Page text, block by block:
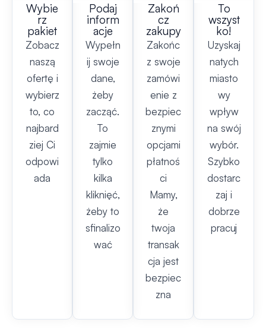
Wybie
rz
pakiet
Zobacz
naszą
ofertę i
wybierz
to, co
najbard
ziej Ci
odpowi
ada
Podaj
inform
acje
Wypełn
ij swoje
dane,
żeby
zacząć.
To
zajmie
tylko
kilka
kliknięć,
żeby to
sfinalizo
wać
Zakoń
cz
zakupy
Zakońc
z swoje
zamówi
enie z
bezpiec
znymi
opcjami
płatnoś
ci
Mamy,
że
twoja
transak
cja jest
bezpiec
zna
To
wszyst
ko!
Uzyskaj
natych
miasto
wy
wpływ
na swój
wybór.
Szybko
dostarc
zaj i
dobrze
pracuj